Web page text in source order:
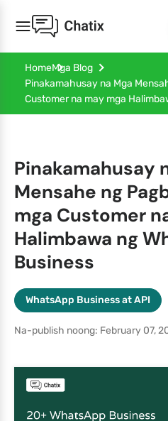
HomeMga Blog
Pinakamahusay na Mga
Customer na may mga
Pinakamahusay
Mensahe ng
mga Customer
Halimbawa ng
Business
WhatsApp Business at API
Na-publish noong: February 07,